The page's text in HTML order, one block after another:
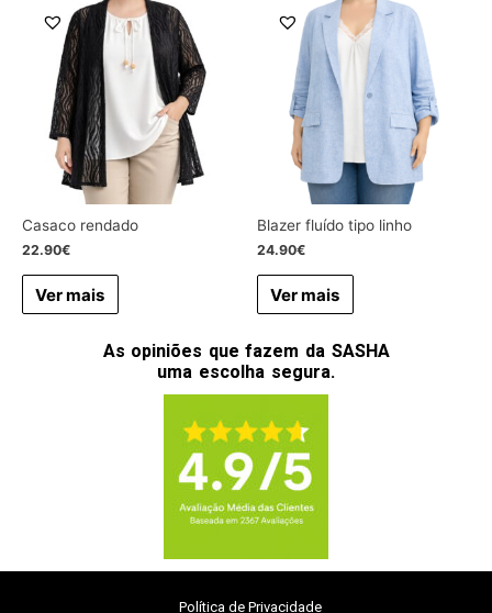
Casaco rendado
22.90€
Ver mais
Blazer fluído tipo linho
24.90€
Ver mais
As opiniões que fazem da SASHA
uma escolha segura.
Política de Privacidade